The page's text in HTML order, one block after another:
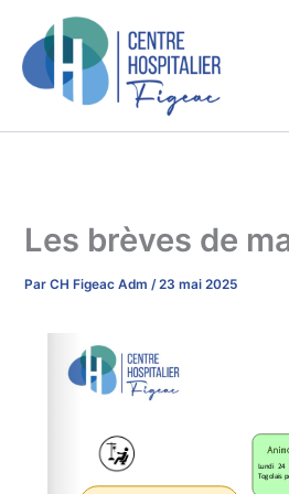
contenu
Les brèves de
ParCH Figeac Adm/23 mai 2025